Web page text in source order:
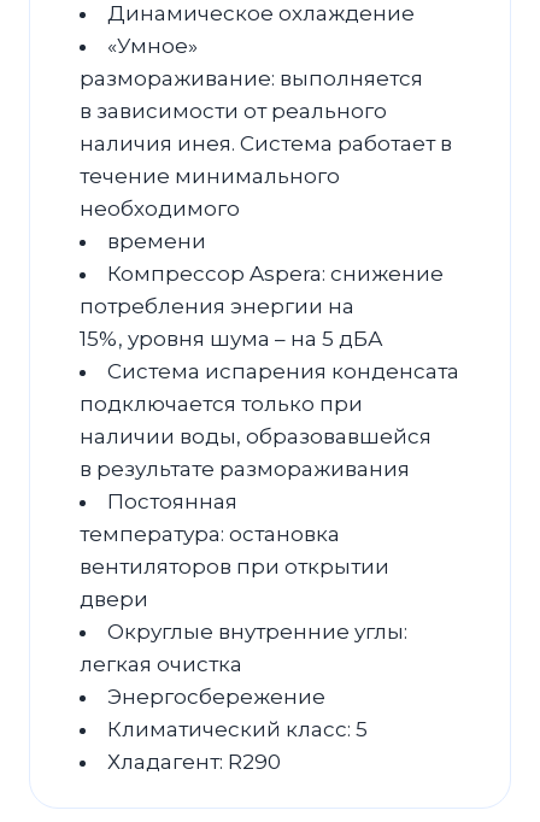
Динамическое охлаждение
«Умное»
размораживание: выполняется
в зависимости от реального
наличия инея. Система работает в
течение минимального
необходимого
времени
Компрессор Aspera: снижение
потребления энергии на
15%, уровня шума – на 5 дБА
Система испарения конденсата
подключается только при
наличии воды, образовавшейся
в результате размораживания
Постоянная
температура: остановка
вентиляторов при открытии
двери
Округлые внутренние углы:
легкая очистка
Энергосбережение
Климатический класс: 5
Хладагент: R290